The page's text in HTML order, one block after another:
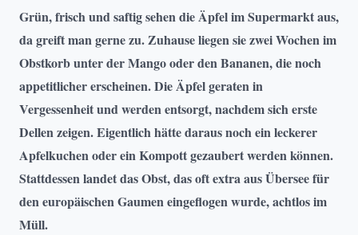
Grün, frisch und saftig sehen die Äpfel im Supermarkt aus,
da greift man gerne zu. Zuhause liegen sie zwei Wochen im
Obstkorb unter der Mango oder den Bananen, die noch
appetitlicher erscheinen. Die Äpfel geraten in
Vergessenheit und werden entsorgt, nachdem sich erste
Dellen zeigen. Eigentlich hätte daraus noch ein leckerer
Apfelkuchen oder ein Kompott gezaubert werden können.
Stattdessen landet das Obst, das oft extra aus Übersee für
den europäischen Gaumen eingeflogen wurde, achtlos im
Müll.